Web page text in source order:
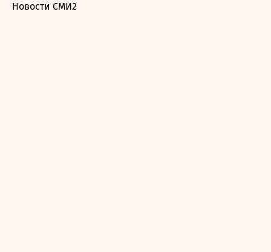
Новости СМИ2